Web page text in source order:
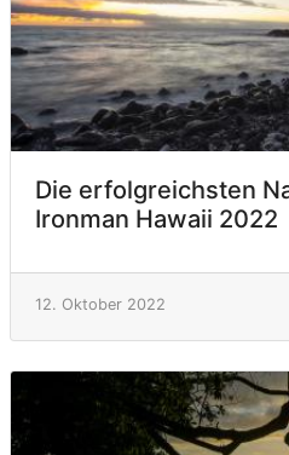
Die erfolgreichsten
Ironman Hawaii 2022
12. Oktober 2022